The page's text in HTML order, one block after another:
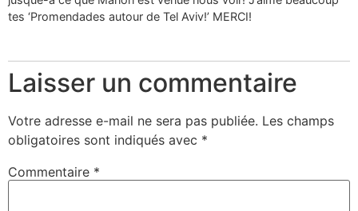
tes ‘Promendades autour de Tel Aviv!’ MERCI!
Laisser un commentaire
Votre adresse e-mail ne sera pas publiée. Les champs
obligatoires sont indiqués avec *
Commentaire *